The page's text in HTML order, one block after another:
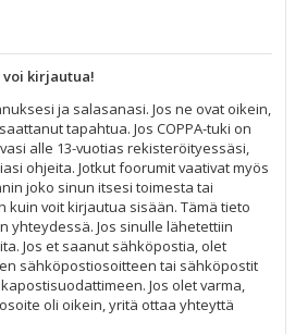
kirjautua!
ja salasanasi. Jos ne ovat oikein,
tapahtua. Jos COPPA-tuki on
alle 13-vuotias rekisteröityessäsi,
ohjeita. Jotkut foorumit vaativat myös
joko sinun itsesi toimesta tai
kuin voit kirjautua sisään. Tämä tieto
yhteydessä. Jos sinulle lähetettiin
Jos et saanut sähköpostia, olet
sähköpostiosoitteen tai sähköpostit
Jos olet varma,
oli oikein, yritä ottaa yhteyttä